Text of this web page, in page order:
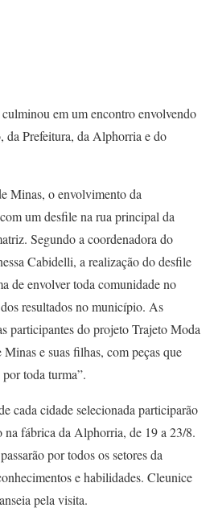
em um encontro envolvendo
da Prefeitura, da Alphorria e do
Minas, o envolvimento da
um desfile na rua principal da
Segundo a coordenadora do
Cabidelli, a realização do desfile
de envolver toda comunidade no
resultados no município. As
participantes do projeto Trajeto Moda
e suas filhas, com peças que
toda turma”.
cada cidade selecionada participarão
na fábrica da Alphorria, de 19 a 23/8.
por todos os setores da
e habilidades. Cleunice
pela visita.